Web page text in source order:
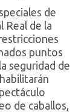
de
Real de la
puntos
seguridad de
de caballos,